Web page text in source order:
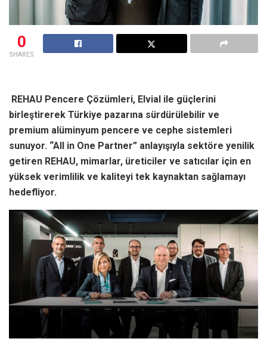
0
SHARES
REHAU Pencere Çözümleri, Elvial ile güçlerini
birleştirerek Türkiye pazarına sürdürülebilir ve
premium alüminyum pencere ve cephe sistemleri
sunuyor. “All in One Partner” anlayışıyla sektöre yenilik
getiren REHAU, mimarlar, üreticiler ve satıcılar için en
yüksek verimlilik ve kaliteyi tek kaynaktan sağlamayı
hedefliyor.